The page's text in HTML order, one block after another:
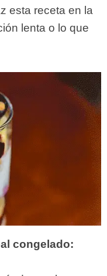
esta receta en la
lenta o lo que
congelado: